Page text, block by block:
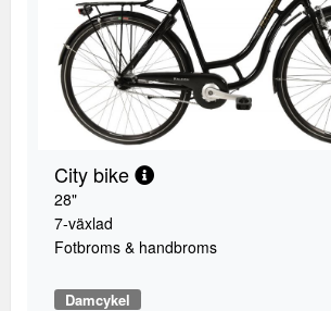
Damcykel
City bike
28"
7-växlad
Fotbroms & handbroms